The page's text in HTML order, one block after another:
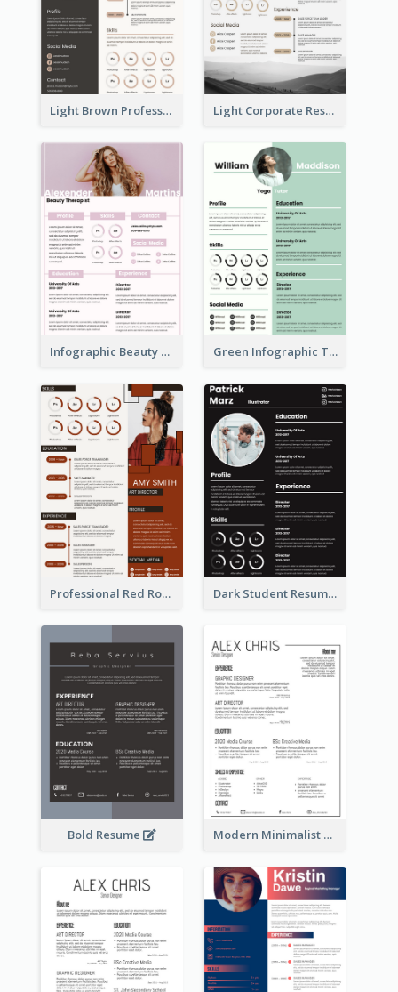
Light Brown Professional Resume Light Corporate Resume
Infographic Beauty Consultant Resume Green Infographic Teacher Resume
Professional Red Rouge Resume Dark Student Resume
Bold Resume Modern Minimalist Black Color Resume